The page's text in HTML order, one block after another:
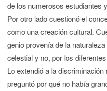
de los numerosos estudiantes
Por otro lado cuestionó el
como una creación cultural.
genio provenía de la
celestial y no, por los
Lo extendió a la
preguntó por qué no había